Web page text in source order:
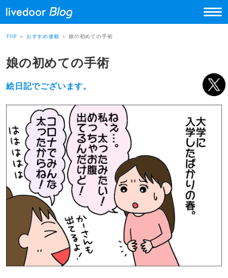
TOP ＞ おすすめ連載 ＞ 娘の初めての手術
娘の初めての手術
絵日記でございます。